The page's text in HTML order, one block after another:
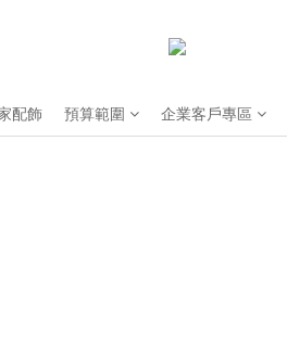
配飾 預算範圍 企業客戶專區